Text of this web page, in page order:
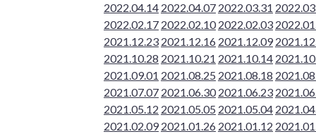
2022.04.14 2022.04.07 2022.03.31
2022.02.17 2022.02.10 2022.02.03
2021.12.23 2021.12.16 2021.12.09
2021.10.28 2021.10.21 2021.10.14
2021.09.01 2021.08.25 2021.08.18
2021.07.07 2021.06.30 2021.06.23
2021.05.12 2021.05.05 2021.05.04
2021.02.09 2021.01.26 2021.01.12